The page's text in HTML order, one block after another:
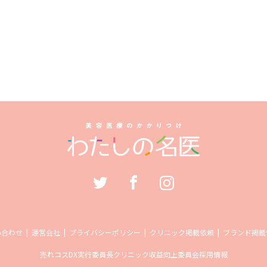
わせ 運営会社 プライバシーポリシー クリニック掲載依頼 ブランド掲
売れコスDX実行委員長クリニック収益向上委員会採用情報